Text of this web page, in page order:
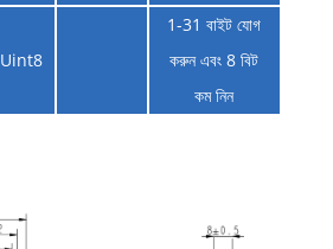
Uint8
1-31 বাইট যোগ
করুন এবং 8 বিট
কম নিন